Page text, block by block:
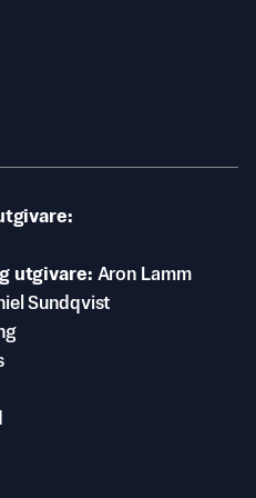
utgivare Aron Lamm
Sundqvist